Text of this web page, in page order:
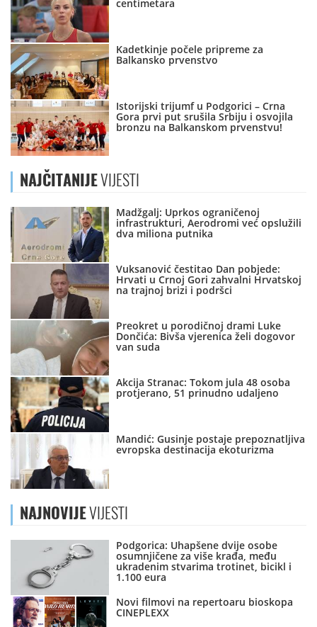
centimetara
Kadetkinje počele pripreme za
Balkansko prvenstvo
Istorijski trijumf u Podgorici – Crna
Gora prvi put srušila Srbiju i osvojila
bronzu na Balkanskom prvenstvu!
NAJČITANIJEVIJESTI
Madžgalj: Uprkos ograničenoj
infrastrukturi, Aerodromi već opslužili
dva miliona putnika
Vuksanović čestitao Dan pobjede:
Hrvati u Crnoj Gori zahvalni Hrvatskoj
na trajnoj brizi i podršci
Preokret u porodičnoj drami Luke
Dončića: Bivša vjerenica želi dogovor
van suda
Akcija Stranac: Tokom jula 48 osoba
protjerano, 51 prinudno udaljeno
Mandić: Gusinje postaje prepoznatljiva
evropska destinacija ekoturizma
NAJNOVIJEVIJESTI
Podgorica: Uhapšene dvije osobe
osumnjičene za više krađa, među
ukradenim stvarima trotinet, bicikl i
1.100 eura
Novi filmovi na repertoaru bioskopa
CINEPLEXX